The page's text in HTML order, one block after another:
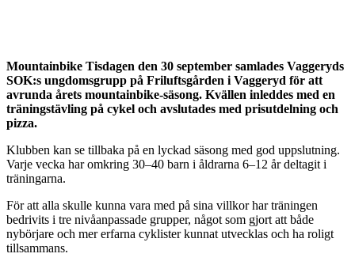
Mountainbike Tisdagen den 30 september samlades Vaggeryds
SOK:s ungdomsgrupp på Friluftsgården i Vaggeryd för att
avrunda årets mountainbike-säsong. Kvällen inleddes med en
träningstävling på cykel och avslutades med prisutdelning och
pizza.
Klubben kan se tillbaka på en lyckad säsong med god uppslutning.
Varje vecka har omkring 30–40 barn i åldrarna 6–12 år deltagit i
träningarna.
För att alla skulle kunna vara med på sina villkor har träningen
bedrivits i tre nivåanpassade grupper, något som gjort att både
nybörjare och mer erfarna cyklister kunnat utvecklas och ha roligt
tillsammans.